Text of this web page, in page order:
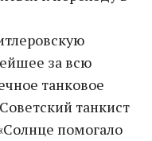
за всю
танковое
танкист
помогало